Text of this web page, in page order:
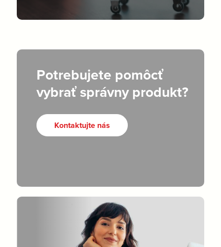
Potrebujete pomôcť
vybrať správny produkt?
Kontaktujte nás